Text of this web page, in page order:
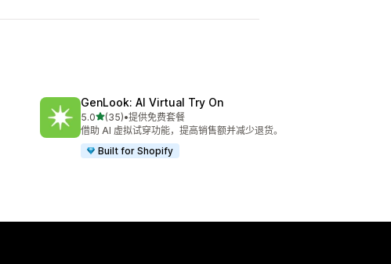
GenLook: AI Virtual Try On
5.0星（满分 5 星）
(35)
总共 35 条评论
•提供免费套餐
借助 AI 虚拟试穿功能，提高销售额并减少退货。
Built for Shopify